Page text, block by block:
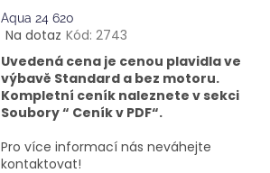
Aqua 24 620
Průměrné
hodnocení
produktu
je
5,0
z
5
hvězdiček.
Na dotaz Kód: 2743
Uvedená cena je cenou plavidla ve
výbavě Standard a bez motoru.
Kompletní ceník naleznete v sekci
Soubory “ Ceník v PDF“.
Pro více informací nás neváhejte
kontaktovat!